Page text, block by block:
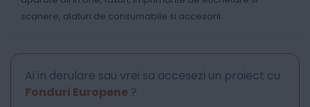
scanere, alaturi de consumabile si accesorii.
Ai in derulare sau vrei sa accesezi un proiect cu
Fonduri Europene ?